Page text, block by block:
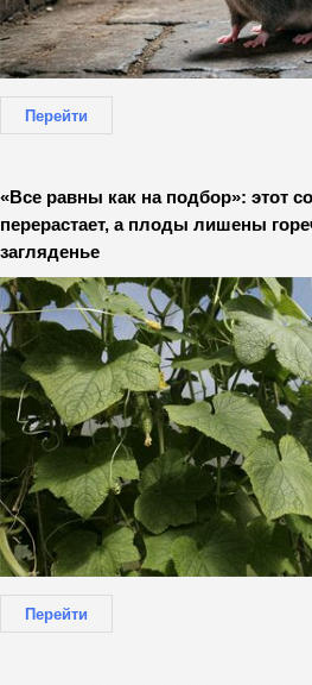
Перейти
«Все равны как на подбор»: этот
перерастает, а плоды лишены
загляденье
Перейти